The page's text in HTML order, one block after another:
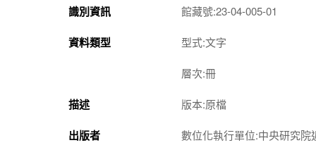
識別資訊 館藏號:23-04-005-01
資料類型 型式:文字
層次:冊
描述 版本:原檔
出版者 數位化執行單位:中央研究院